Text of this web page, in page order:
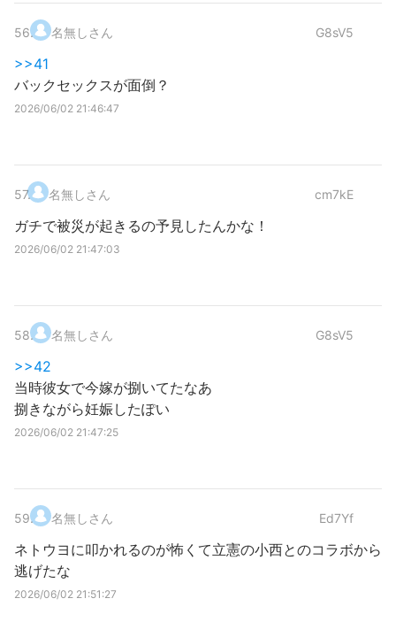
56. 名無しさん G8sV5
>>41
バックセックスが面倒？
2026/06/02 21:46:47
57. 名無しさん cm7kE
ガチで被災が起きるの予見したんかな！
2026/06/02 21:47:03
58. 名無しさん G8sV5
>>42
当時彼女で今嫁が捌いてたなあ
捌きながら妊娠したぽい
2026/06/02 21:47:25
59. 名無しさん Ed7Yf
ネトウヨに叩かれるのが怖くて立憲の小西とのコラボから
逃げたな
2026/06/02 21:51:27